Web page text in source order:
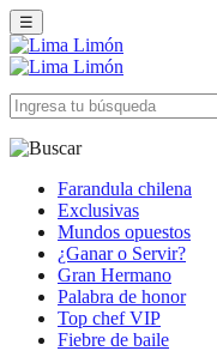
☰
Farandula chilena
Exclusivas
Mundos opuestos
¿Ganar o Servir?
Gran Hermano
Palabra de honor
Top chef VIP
Fiebre de baile